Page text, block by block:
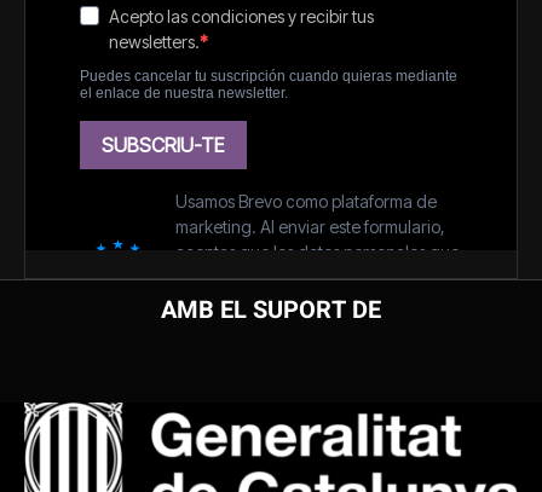
AMB EL SUPORT DE